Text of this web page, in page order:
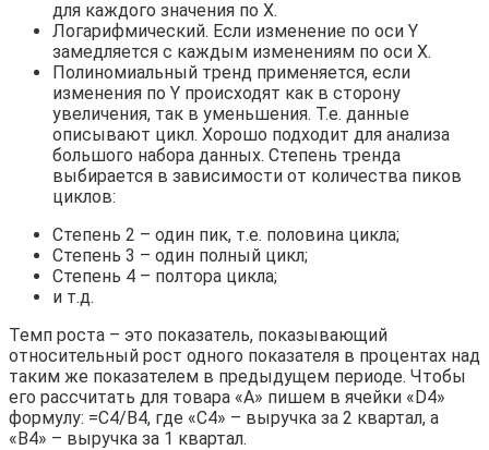
для каждого значения по X.
Логарифмический. Если изменение по оси Y
замедляется с каждым изменениям по оси X.
Полиномиальный тренд применяется, если
изменения по Y происходят как в сторону
увеличения, так в уменьшения. Т.е. данные
описывают цикл. Хорошо подходит для анализа
большого набора данных. Степень тренда
выбирается в зависимости от количества пиков
циклов:
Степень 2 – один пик, т.е. половина цикла;
Степень 3 – один полный цикл;
Степень 4 – полтора цикла;
и т.д.
Темп роста – это показатель, показывающий
относительный рост одного показателя в процентах над
таким же показателем в предыдущем периоде. Чтобы
его рассчитать для товара «А» пишем в ячейки «D4»
формулу: =C4/B4, где «С4» – выручка за 2 квартал, а
«B4» – выручка за 1 квартал.